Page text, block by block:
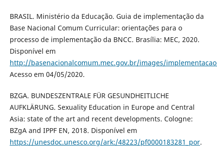
BRASIL. Ministério da Educação. Guia de implementação da
Base Nacional Comum Curricular: orientações para o
processo de implementação da BNCC. Brasília: MEC, 2020.
Disponível em
http://basenacionalcomum.mec.gov.br/images/implementacao/
Acesso em 04/05/2020.
BZGA. BUNDESZENTRALE FÜR GESUNDHEITLICHE
AUFKLÄRUNG. Sexuality Education in Europe and Central
Asia: state of the art and recent developments. Cologne:
BZgA and IPPF EN, 2018. Disponível em
https://unesdoc.unesco.org/ark:/48223/pf0000183281_por.